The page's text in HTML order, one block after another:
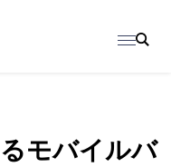
モバイルバ